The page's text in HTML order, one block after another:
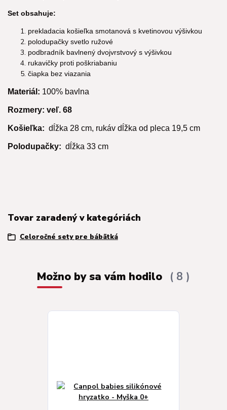
Set obsahuje:
prekladacia košieľka smotanová s kvetinovou výšivkou
polodupačky svetlo ružové
podbradník bavlnený dvojvrstvový s výšivkou
rukavičky proti poškriabaniu
čiapka bez viazania
Materiál: 100% bavlna
Rozmery: veľ. 68
Košieľka: dĺžka 28 cm, rukáv dĺžka od pleca 19,5 cm
Polodupačky: dĺžka 33 cm
Tovar zaradený v kategóriách
Celoročné sety pre bábätká
Možno by sa vám hodilo 8